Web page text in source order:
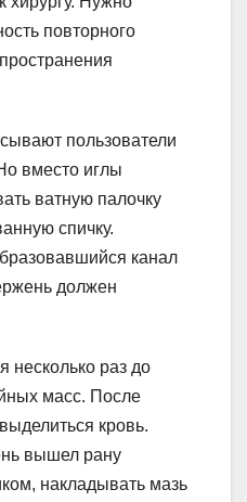
повторного
пользователи
вместо иглы
ватную палочку
спичку.
канал
должен
несколько раз до
масс. После
кровь.
вышел рану
накладывать мазь